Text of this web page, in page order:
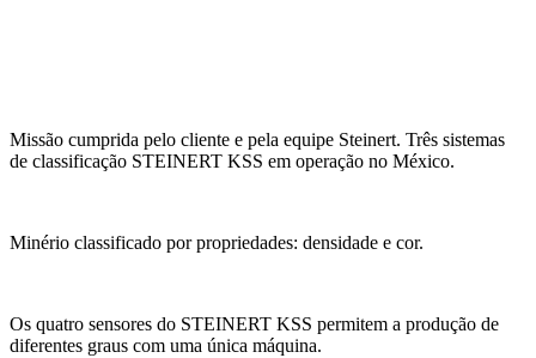
Missão cumprida pelo cliente e pela equipe Steinert. Três sistemas
de classificação STEINERT KSS em operação no México.
Minério classificado por propriedades: densidade e cor.
Os quatro sensores do STEINERT KSS permitem a produção de
diferentes graus com uma única máquina.